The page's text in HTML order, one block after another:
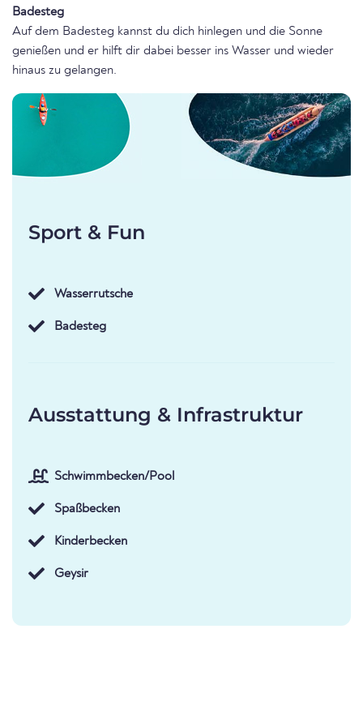
Badesteg
Auf dem Badesteg kannst du dich hinlegen und die Sonne
genießen und er hilft dir dabei besser ins Wasser und wieder
hinaus zu gelangen.
Sport & Fun
Wasserrutsche
Badesteg
Ausstattung & Infrastruktur
Schwimmbecken/Pool
Spaßbecken
Kinderbecken
Geysir